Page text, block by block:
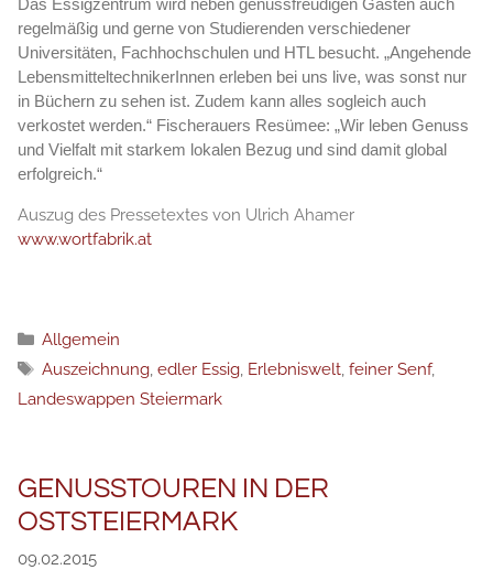
Das Essigzentrum wird neben genussfreudigen Gästen auch
regelmäßig und gerne von Studierenden verschiedener
Universitäten, Fachhochschulen und HTL besucht. „Angehende
LebensmitteltechnikerInnen erleben bei uns live, was sonst nur
in Büchern zu sehen ist. Zudem kann alles sogleich auch
verkostet werden.“ Fischerauers Resümee: „Wir leben Genuss
und Vielfalt mit starkem lokalen Bezug und sind damit global
erfolgreich.“
Auszug des Pressetextes von Ulrich Ahamer
www.wortfabrik.at
Категории
Allgemein
Етикети
Auszeichnung, edler Essig, Erlebniswelt, feiner Senf,
Landeswappen Steiermark
GENUSSTOUREN IN DER
OSTSTEIERMARK
09.02.2015